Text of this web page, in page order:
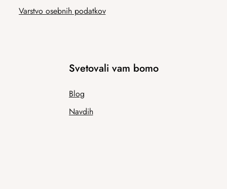
Varstvo osebnih podatkov
Svetovali vam bomo
Blog
Navdih